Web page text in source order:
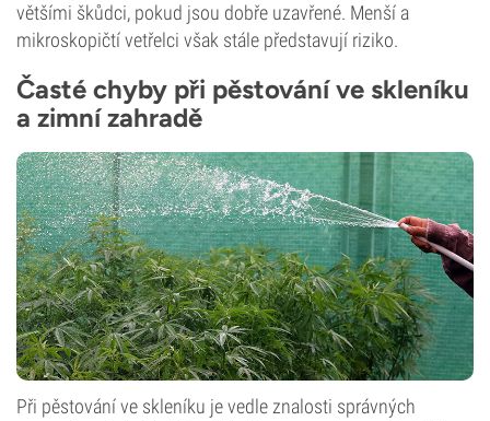
většími škůdci, pokud jsou dobře uzavřené. Menší a
mikroskopičtí vetřelci však stále představují riziko.
Časté chyby při pěstování ve skleníku
a zimní zahradě
Při pěstování ve skleníku je vedle znalosti správných